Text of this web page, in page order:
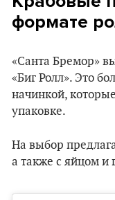
формате
«Санта Бремор»
«Биг Ролл». Это
начинкой,
упаковке.
На выбор
а также с яйцом и